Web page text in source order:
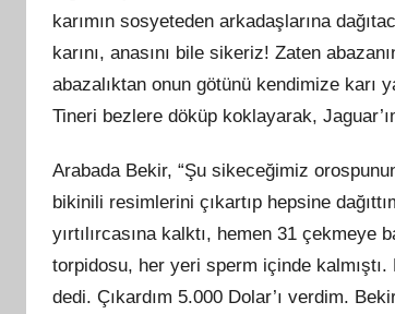
karımın sosyeteden arkadaşlarına
karını, anasını bile sikeriz! Zaten
abazalıktan onun götünü kendimize karı
Tineri bezlere döküp koklayarak,
Arabada Bekir, “Şu sikeceğimiz
bikinili resimlerini çıkartıp hepsine
yırtılırcasına kalktı, hemen 31 çekmeye
torpidosu, her yeri sperm içinde
dedi. Çıkardım 5.000 Dolar’ı verdim.